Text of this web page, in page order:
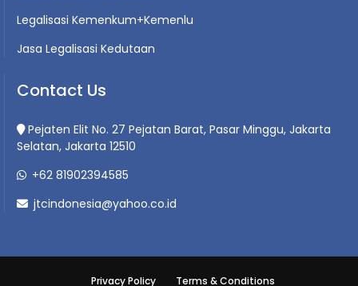
Legalisasi Kemenkum+Kemenlu
Jasa Legalisasi Kedutaan
Contact Us
Pejaten Elit No. 27 Pejatan Barat, Pasar Minggu, Jakarta
Selatan, Jakarta 12510
+62 81902394585
jtcindonesia@yahoo.co.id
Privacy Policy Terms & Conditions